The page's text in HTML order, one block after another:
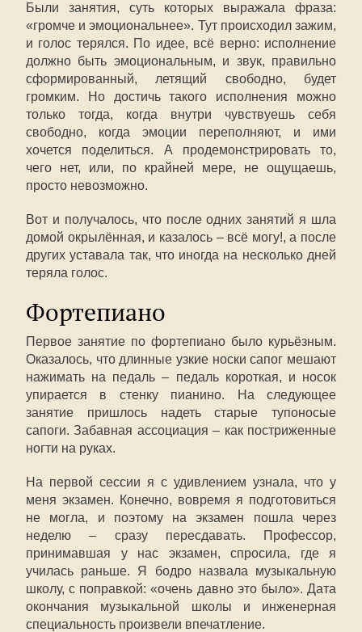
Были занятия, суть которых выражала фраза:
«громче и эмоциональнее». Тут происходил зажим,
и голос терялся. По идее, всё верно: исполнение
должно быть эмоциональным, и звук, правильно
сформированный, летящий свободно, будет
громким. Но достичь такого исполнения можно
только тогда, когда внутри чувствуешь себя
свободно, когда эмоции переполняют, и ими
хочется поделиться. А продемонстрировать то,
чего нет, или, по крайней мере, не ощущаешь,
просто невозможно.
Вот и получалось, что после одних занятий я шла
домой окрылённая, и казалось – всё могу!, а после
других уставала так, что иногда на несколько дней
теряла голос.
Фортепиано
Первое занятие по фортепиано было курьёзным.
Оказалось, что длинные узкие носки сапог мешают
нажимать на педаль – педаль короткая, и носок
упирается в стенку пианино. На следующее
занятие пришлось надеть старые тупоносые
сапоги. Забавная ассоциация – как постриженные
ногти на руках.
На первой сессии я с удивлением узнала, что у
меня экзамен. Конечно, вовремя я подготовиться
не могла, и поэтому на экзамен пошла через
неделю – сразу пересдавать. Профессор,
принимавшая у нас экзамен, спросила, где я
училась раньше. Я бодро назвала музыкальную
школу, с поправкой: «очень давно это было». Дата
окончания музыкальной школы и инженерная
специальность произвели впечатление.